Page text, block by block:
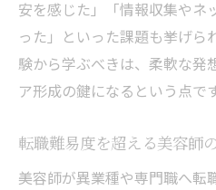
安を感じた」「情報収集やネ
った」といった課題も挙げら
験から学ぶべきは、柔軟な発
ア形成の鍵になるという点です
転職難易度を超える美容師
美容師が異業種や専門職へ転